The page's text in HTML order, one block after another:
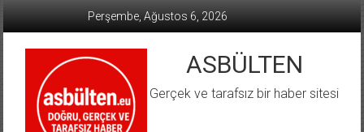
Perşembe, Ağustos 6, 2026
ASBÜLTEN
Gerçek ve tarafsız bir haber sitesi